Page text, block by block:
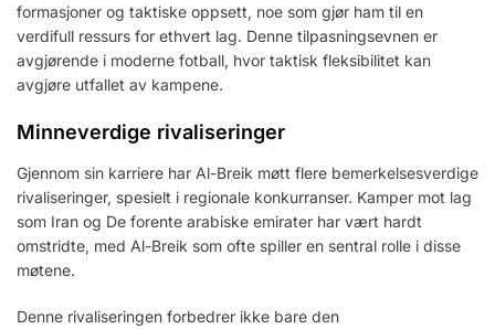
formasjoner og taktiske oppsett, noe som gjør ham til en
verdifull ressurs for ethvert lag. Denne tilpasningsevnen er
avgjørende i moderne fotball, hvor taktisk fleksibilitet kan
avgjøre utfallet av kampene.
Minneverdige rivaliseringer
Gjennom sin karriere har Al-Breik møtt flere bemerkelsesverdige
rivaliseringer, spesielt i regionale konkurranser. Kamper mot lag
som Iran og De forente arabiske emirater har vært hardt
omstridte, med Al-Breik som ofte spiller en sentral rolle i disse
møtene.
Denne rivaliseringen forbedrer ikke bare den